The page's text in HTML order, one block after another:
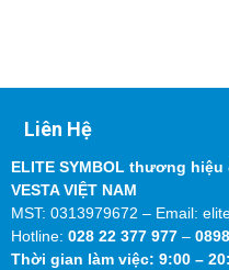
Liên Hệ
ELITE SYMBOL thương
VESTA VIỆT NAM
MST: 0313979672 – Email:
Hotline: 028 22 377 977 –
Thời gian làm việc: 9:00 –